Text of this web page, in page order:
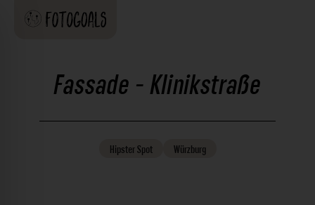
Fassade - Klinikstraße
HipsterSpot Würzburg